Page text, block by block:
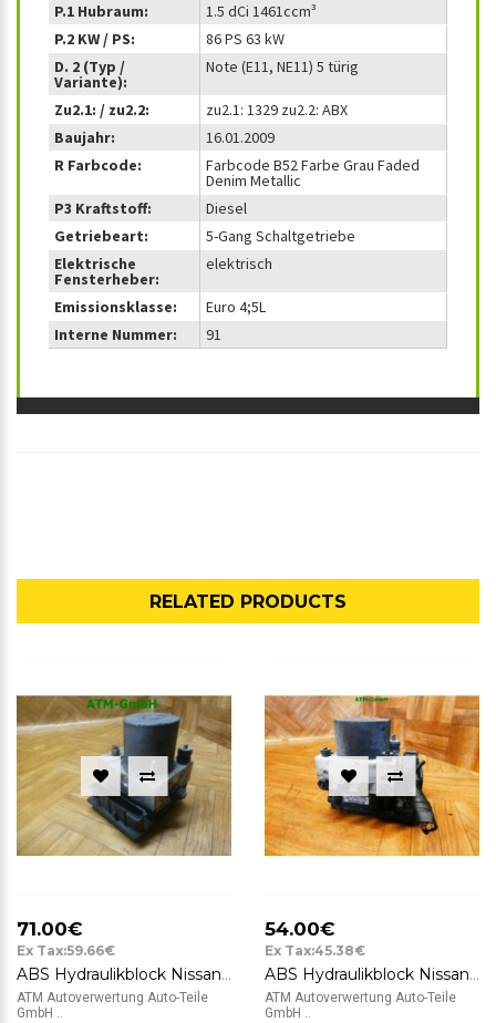
P.1 Hubraum:
1.5 dCi 1461ccm³
P.2 KW / PS:
86 PS 63 kW
D. 2 (Typ /
Variante):
Note (E11, NE11) 5 türig
Zu2.1: / zu2.2:
zu2.1: 1329 zu2.2: ABX
Baujahr:
16.01.2009
R Farbcode:
Farbcode B52 Farbe Grau Faded
Denim Metallic
P3 Kraftstoff:
Diesel
Getriebeart:
5-Gang Schaltgetriebe
Elektrische
Fensterheber:
elektrisch
Emissionsklasse:
Euro 4;5L
Interne Nummer:
91
RELATED PRODUCTS
71.00€
Ex Tax:59.66€
ABS Hydraulikblock Nissan Micra K12 Bosch 0265234282 47660-BC060
ATM Autoverwertung Auto-Teile
GmbH ..
54.00€
Ex Tax:45.38€
ABS Hydraulikblock Nissan Micra K12 0265800319 0265231341 47660-AX600 Bosch
ATM Autoverwertung Auto-Teile
GmbH ..